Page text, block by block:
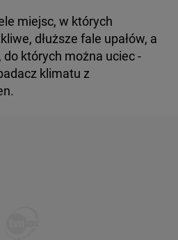
miejsc, w których
dłuższe fale upałów, a
do których można uciec -
klimatu z